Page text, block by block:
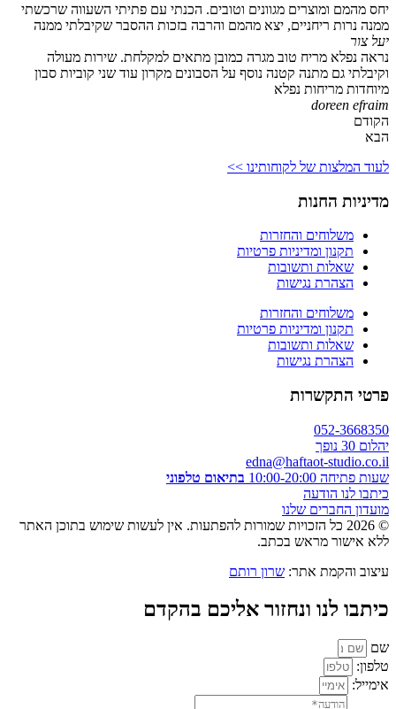
יחס מהמם ומוצרים מגוונים וטובים. הכנתי עם פתיתי השעווה שרכשתי
ממנה נרות ריחניים, יצא מהמם והרבה בזכות ההסבר שקיבלתי ממנה
יעל צור
נראה נפלא מריח טוב מגרה כמובן מתאים למקלחת. שירות מעולה
וקיבלתי גם מתנה קטנה נוסף על הסבונים מקרון עוד שני קוביות סבון
מיוחדות מריחות נפלא
doreen efraim
הקודם
הבא
לעוד המלצות של לקוחותינו >>
מדיניות החנות
משלוחים והחזרות
תקנון ומדיניות פרטיות
שאלות ותשובות
הצהרת נגישות
משלוחים והחזרות
תקנון ומדיניות פרטיות
שאלות ותשובות
הצהרת נגישות
פרטי התקשרות
052-3668350
יהלום 30 נופך
edna@haftaot-studio.co.il
שעות פתיחה 10:00-20:00
בתיאום טלפוני
כיתבו לנו הודעה
מועדון החברים שלנו
© 2026 כל הזכויות שמורות להפתעות. אין לעשות שימוש בתוכן האתר
ללא אישור מראש בכתב.
עיצוב והקמת אתר: שרון רותם
כיתבו לנו ונחזור אליכם בהקדם
שם
טלפון:
אימייל: